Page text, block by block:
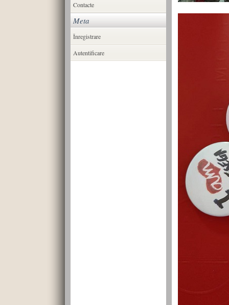
Contacte
Meta
Înregistrare
Autentificare